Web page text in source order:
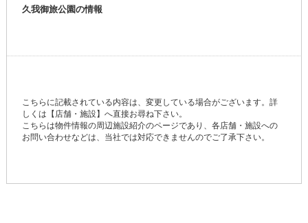
久我御旅公園の情報
こちらに記載されている内容は、変更している場合がございます。詳
しくは【店舗・施設】へ直接お尋ね下さい。
こちらは物件情報の周辺施設紹介のページであり、各店舗・施設への
お問い合わせなどは、当社では対応できませんのでご了承下さい。